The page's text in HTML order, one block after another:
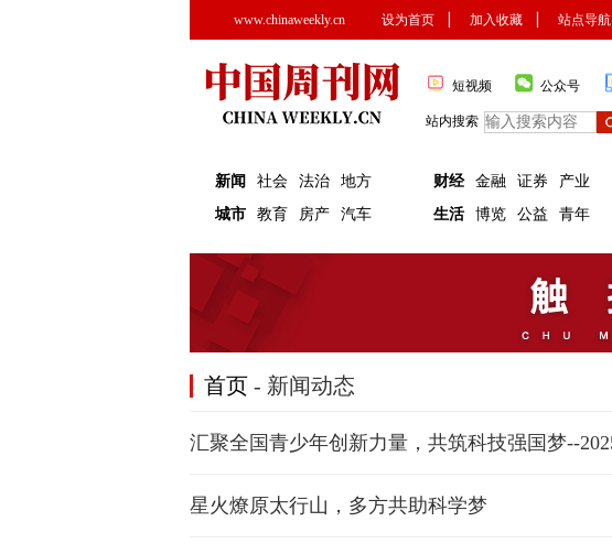
www.chinaweekly.cn 设为首页 加入收藏 站点导航
短视频 公众号
站内搜索
新闻 社会 法治
地方
城市
教育 房产 汽车
财经 金融 证券
产业
生活
博览 公益 青年
首页 - 新闻动态
星火燎原太行山，多方共助科学梦